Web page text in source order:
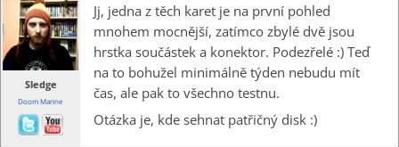
Sledge
Doom Marine
Jj, jedna z těch karet je na první pohled
mnohem mocnější, zatímco zbylé dvě jsou
hrstka součástek a konektor. Podezřelé :) Teď
na to bohužel minimálně týden nebudu mít
čas, ale pak to všechno testnu.
Otázka je, kde sehnat patřičný disk :)